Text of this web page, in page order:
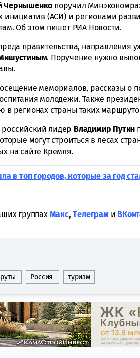
Чернышенко поручил
инициатив (АСИ) и регионами
Об этом пишет РИА Новости.
правительства, направления
. Поручение нужно
мемориалов, рассказы о
молодежи. Также
в регионах страны таких
российский лидер Владимир Путин
могут строиться в лесах
на сайте Кремля.
в топ городов, которые за год
группах Макс,Tелеграми
Россия туризм